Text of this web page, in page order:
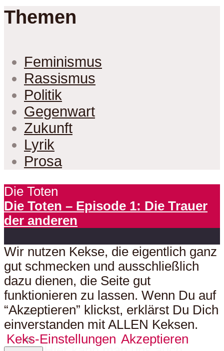
Themen
Feminismus
Rassismus
Politik
Gegenwart
Zukunft
Lyrik
Prosa
Die Toten
Die Toten – Episode 1: Die Trauer
der anderen
Wir nutzen Kekse, die eigentlich ganz
gut schmecken und ausschließlich
dazu dienen, die Seite gut
funktionieren zu lassen. Wenn Du auf
“Akzeptieren” klickst, erklärst Du Dich
einverstanden mit ALLEN Keksen.
Keks-Einstellungen Akzeptieren